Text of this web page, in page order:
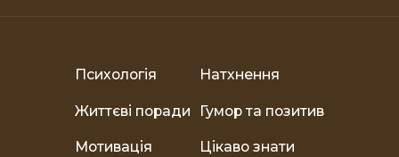
Психологія Натхнення
Життєві поради Гумор та позитив
Мотивація Цікаво знати